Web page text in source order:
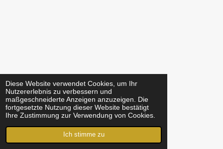
Diese Website verwendet Cookies, um Ihr
Nutzererlebnis zu verbessern und
maßgeschneiderte Anzeigen anzuzeigen. Die
fortgesetzte Nutzung dieser Website bestätigt
Ihre Zustimmung zur Verwendung von Cookies.
Ich stimme zu